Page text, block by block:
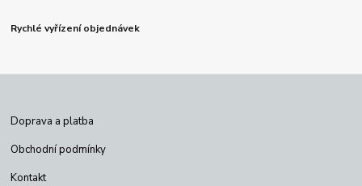
Rychlé vyřízení objednávek
Doprava a platba
Obchodní podmínky
Kontakt